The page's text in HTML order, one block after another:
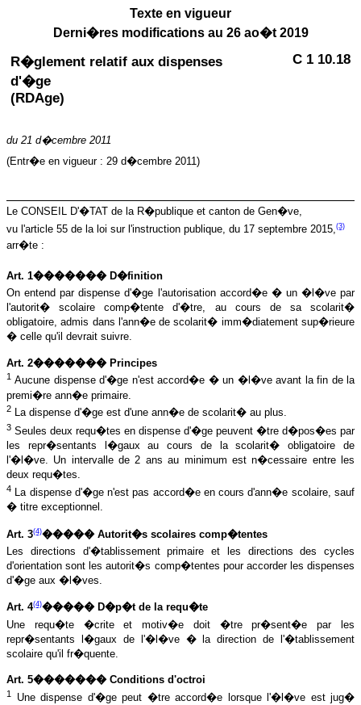
Texte en vigueur
Derni�res modifications au 26 ao�t 2019
R�glement relatif aux dispenses
d'�ge
(RDAge)
C 1 10.18
du 21 d�cembre 2011
(Entr�e en vigueur : 29 d�cembre 2011)
Le CONSEIL D'�TAT de la R�publique et canton de Gen�ve,
vu l'article 55 de la loi sur l'instruction publique, du 17 septembre 2015,(3)
arr�te :
Art. 1������� D�finition
On entend par dispense d'�ge l'autorisation accord�e � un �l�ve par
l'autorit� scolaire comp�tente d'�tre, au cours de sa scolarit�
obligatoire, admis dans l'ann�e de scolarit� imm�diatement sup�rieure
� celle qu'il devrait suivre.
Art. 2������� Principes
1 Aucune dispense d'�ge n'est accord�e � un �l�ve avant la fin de la
premi�re ann�e primaire.
2 La dispense d'�ge est d'une ann�e de scolarit� au plus.
3 Seules deux requ�tes en dispense d'�ge peuvent �tre d�pos�es par
les repr�sentants l�gaux au cours de la scolarit� obligatoire de
l'�l�ve. Un intervalle de 2 ans au minimum est n�cessaire entre les
deux requ�tes.
4 La dispense d'�ge n'est pas accord�e en cours d'ann�e scolaire, sauf
� titre exceptionnel.
Art. 3(4)����� Autorit�s scolaires comp�tentes
Les directions d'�tablissement primaire et les directions des cycles
d'orientation sont les autorit�s comp�tentes pour accorder les dispenses
d'�ge aux �l�ves.
Art. 4(4)����� D�p�t de la requ�te
Une requ�te �crite et motiv�e doit �tre pr�sent�e par les
repr�sentants l�gaux de l'�l�ve � la direction de l'�tablissement
scolaire qu'il fr�quente.
Art. 5������� Conditions d'octroi
1
Une dispense d'�ge peut �tre accord�e lorsque l'�l�ve est jug�